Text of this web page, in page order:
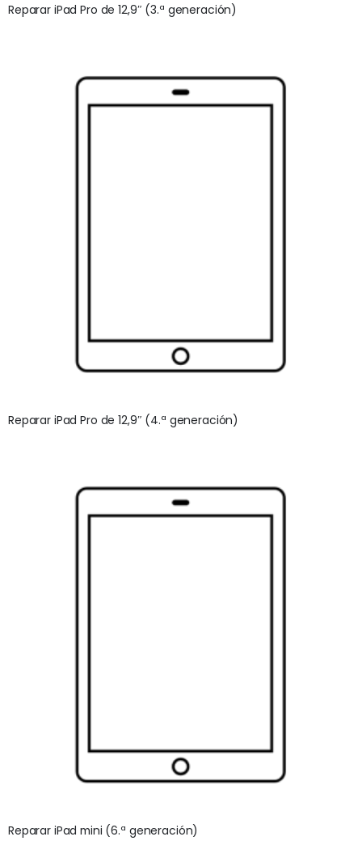
Reparar iPad Pro de 12,9″ (3.ª generación)
Reparar iPad Pro de 12,9″ (4.ª generación)
Reparar iPad mini (6.ª generación)